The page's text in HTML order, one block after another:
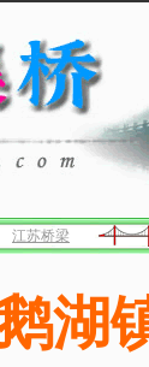
江苏桥梁
湖